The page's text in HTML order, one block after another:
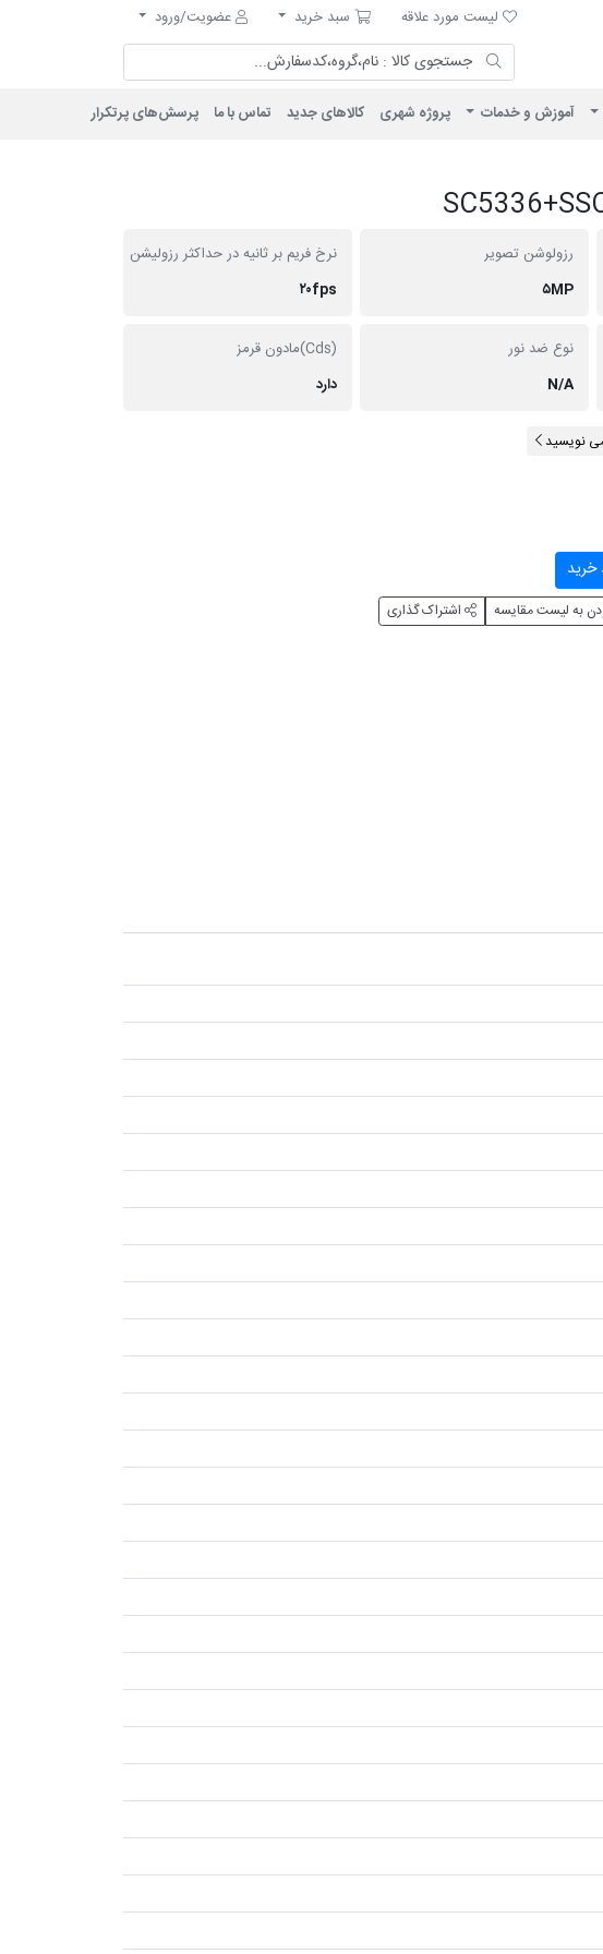
لیست مورد علاقه
لیست مورد علاقه سبد خرید
سبد خرید
عضویت/ورود
آموزش و خدمات پروژه شهری کالاهای جدید تماس با ما پرسش‌های پرتکرار
رزولوشن تصویر
۵MP
نرخ فریم بر ثانیه در حداکثر رزولیشن
۲۰fps
نوع ضد نور
N/A
(Cds)مادون قرمز
دارد
می نویسید
خرید
به لیست مقایسه اشتراک گذاری